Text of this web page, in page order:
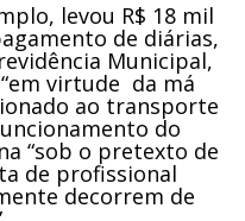
levou R$ 18 mil
de diárias,
Municipal,
virtude da má
ao transporte
do
“sob o pretexto de
de profissional
decorrem de